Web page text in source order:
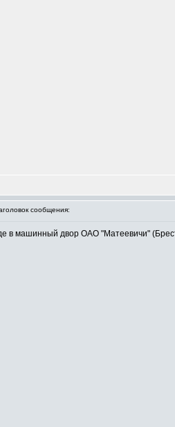
сообщения:
в машинный двор ОАО "Матеевичи"